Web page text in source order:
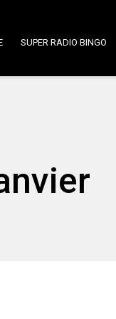
SUPER RADIO BINGO